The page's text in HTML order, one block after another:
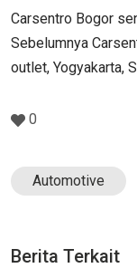
Carsentro Bogor
Sebelumnya
outlet, Yogyakarta,
0
Automotive
Berita Terkait